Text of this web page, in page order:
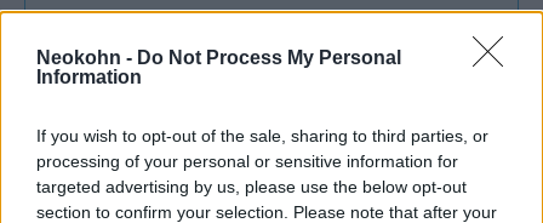
Neokohn - Do Not Process My Personal
Information
If you wish to opt-out of the sale, sharing to third parties, or
processing of your personal or sensitive information for
targeted advertising by us, please use the below opt-out
section to confirm your selection. Please note that after your
Irán aztállítja
eltaláló ballisztikus rakéta valójában egy
szomszédos katonai hírszerző létesítményt
vett célba.